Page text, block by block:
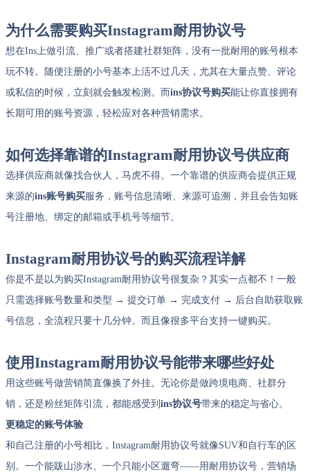
为什么需要购买Instagram耐用协议号
想在Ins上做引流、推广或者搭建社群矩阵，没有一批耐用的账号根本
玩不转。随便注册的小号基本上活不过几天，尤其在大量点赞、评论
或私信的时候，立刻就会触发检测。而ins协议号购买能让你直接拥有
长期可用的账号资源，轻松应对各种营销需求。
如何选择靠谱的Instagram耐用协议号供应商
选择供应商就像找合伙人，马虎不得。一个靠谱的供应商会提供正规
来源的ins账号购买 服务，账号信息清晰、来源可追溯，并且会告知账
号注册地、绑定的邮箱或手机号等细节。
Instagram耐用协议号的购买流程详解
你是不是以为购买Instagram耐用协议号很复杂？其实一点都不！一般
只需选择账号数量和类型 → 提交订单 → 完成支付 → 后台自助获取账
号信息，全流程只要十几分钟。而且像很多平台支持一键购买。
使用Instagram耐用协议号能带来哪些好处
用这些账号做营销简直像换了外挂。无论你是做跨境电商、社群分
销，还是粉丝矩阵引流，都能感受到 ins协议号带来的稳定与省心。
更稳定的账号体验
和自己注册的小号相比，Instagram耐用协议号就像SUV和自行车的区
别。一个能跋山涉水、一个只能小区遛弯——用耐用协议号，营销场